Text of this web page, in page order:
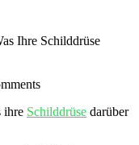
ihre Schilddrüse darüber